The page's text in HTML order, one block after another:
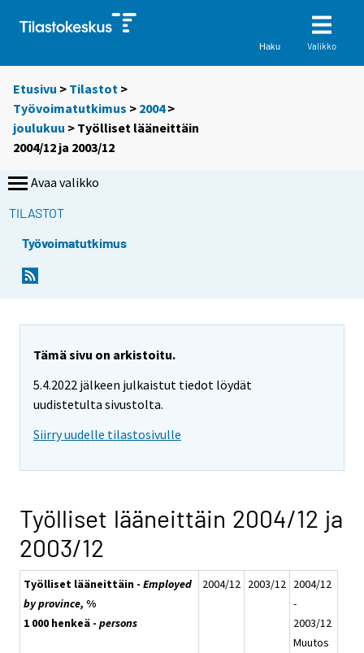
Haku Valikko
Etusivu > Tilastot >
Työvoimatutkimus > 2004>
joulukuu > Työlliset lääneittäin
2004/12 ja 2003/12
Avaa valikko
TILASTOT
Työvoimatutkimus
Tämä sivu on arkistoitu.
5.4.2022 jälkeen julkaistut tiedot löydät
uudistetulta sivustolta.
Siirry uudelle tilastosivulle
Työlliset lääneittäin 2004/12 ja
2003/12
Työlliset lääneittäin - Employed
by province, %
1 000 henkeä - persons
2004/12 2003/12 2004/12
-
2003/12
Muutos